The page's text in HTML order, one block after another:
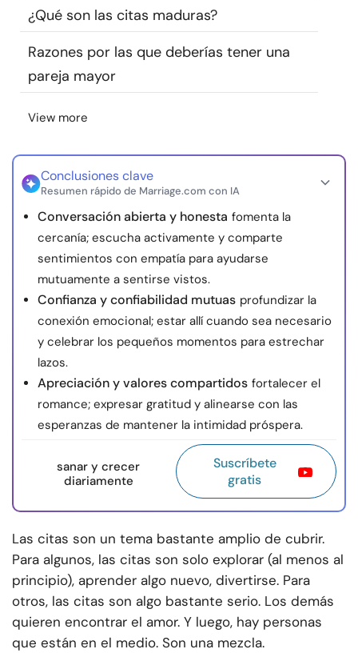
Idioma ES
nosotros
¿Qué son las citas maduras?
Razones por las que deberías tener una
pareja mayor
View more
Conclusiones clave
Resumen rápido de Marriage.com con IA
Conversación abierta y honesta fomenta la
cercanía; escucha activamente y comparte
sentimientos con empatía para ayudarse
mutuamente a sentirse vistos.
Confianza y confiabilidad mutuas profundizar la
conexión emocional; estar allí cuando sea necesario
y celebrar los pequeños momentos para estrechar
lazos.
Apreciación y valores compartidos fortalecer el
romance; expresar gratitud y alinearse con las
esperanzas de mantener la intimidad próspera.
sanar y crecer
diariamente
Suscríbete
gratis
Las citas son un tema bastante amplio de cubrir.
Para algunos, las citas son solo explorar (al menos al
principio), aprender algo nuevo, divertirse. Para
otros, las citas son algo bastante serio. Los demás
quieren encontrar el amor. Y luego, hay personas
que están en el medio. Son una mezcla.